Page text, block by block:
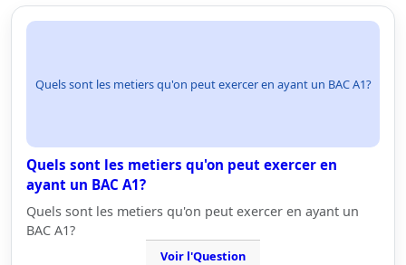
Quels sont les metiers qu'on peut exercer en ayant un BAC A1?
Quels sont les metiers qu'on peut exercer en
ayant un BAC A1?
Quels sont les metiers qu'on peut exercer en ayant un
BAC A1?
Voir l'Question